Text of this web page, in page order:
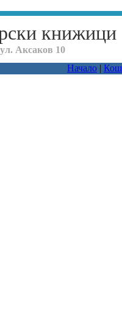
книжици
Аксаков 10
Начало |